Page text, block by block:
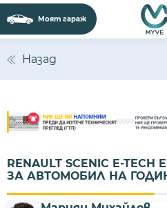
Моят гараж
Назад
RENAULT SCENIC E-
ЗА АВТОМОБИЛ НА